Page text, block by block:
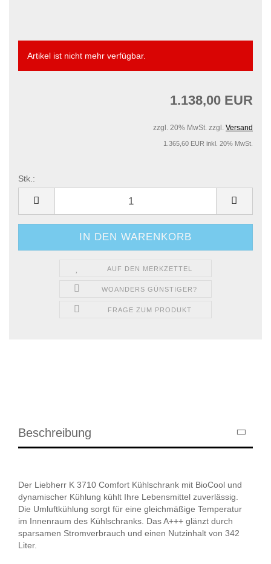
Artikel ist nicht mehr verfügbar.
1.138,00 EUR
zzgl. 20% MwSt. zzgl. Versand
1.365,60 EUR inkl. 20% MwSt.
Stk.:
AUF DEN MERKZETTEL
WOANDERS GÜNSTIGER?
FRAGE ZUM PRODUKT
Beschreibung
Der Liebherr K 3710 Comfort Kühlschrank mit BioCool und
dynamischer Kühlung kühlt Ihre Lebensmittel zuverlässig.
Die Umluftkühlung sorgt für eine gleichmäßige Temperatur
im Innenraum des Kühlschranks. Das A+++ glänzt durch
sparsamen Stromverbrauch und einen Nutzinhalt von 342
Liter.